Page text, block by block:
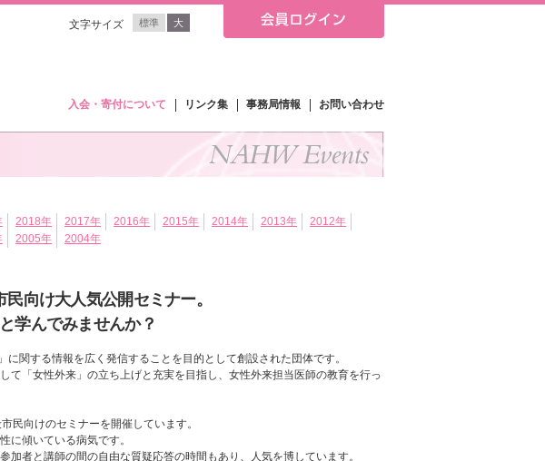
文字サイズ 標準 大
入会・寄付について リンク集 事務局情報 お問い合わせ
2018年 2017年 2016年 2015年 2014年 2013年
2012年
2005年
2004年
向け大人気公開セミナー。
学んでみませんか？
関する情報を広く発信することを目的として創設された団体です。
て「女性外来」の立ち上げと充実を目指し、女性外来担当医師の教育を行っ
民向けのセミナーを開催しています。
に傾いている病気です。
者と講師の間の自由な質疑応答の時間もあり、人気を博しています。